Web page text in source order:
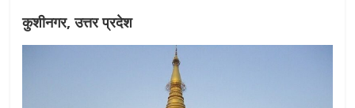
कुशीनगर, उत्तर प्रदेश